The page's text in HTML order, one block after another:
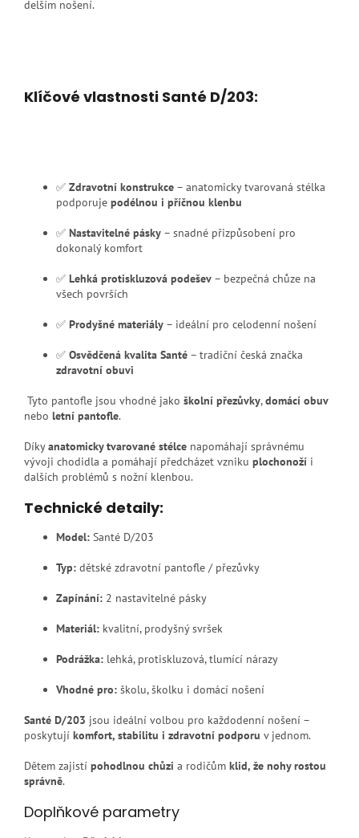
delším nošení.
Klíčové vlastnosti Santé D/203:
✅ Zdravotní konstrukce – anatomicky tvarovaná stélka
podporuje podélnou i příčnou klenbu
✅ Nastavitelné pásky – snadné přizpůsobení pro
dokonalý komfort
✅ Lehká protiskluzová podešev – bezpečná chůze na
všech površích
✅ Prodyšné materiály – ideální pro celodenní nošení
✅ Osvědčená kvalita Santé – tradiční česká značka
zdravotní obuvi
Tyto pantofle jsou vhodné jako školní přezůvky,domácí obuv
nebo letní pantofle.
Díkyanatomicky tvarované stélce napomáhají správnému
vývoji chodidla a pomáhají předcházet vzniku plochonoží i
dalších problémů s nožní klenbou.
Technické detaily:
Model: Santé D/203
Typ: dětské zdravotní pantofle / přezůvky
Zapínání: 2 nastavitelné pásky
Materiál: kvalitní, prodyšný svršek
Podrážka: lehká, protiskluzová, tlumící nárazy
Vhodné pro: školu, školku i domácí nošení
Santé D/203 jsou ideální volbou pro každodenní nošení –
poskytují komfort, stabilitu i zdravotní podporu v jednom.
Dětem zajistí pohodlnou chůzi a rodičům klid, že nohy rostou
správně.
Doplňkové parametry